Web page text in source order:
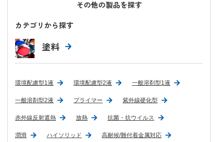
その他の製品を探す
カテゴリから探す
塗料
環境配慮型1液 環境配慮型2液 一般溶剤型1液
一般溶剤型2液 プライマー 紫外線硬化型
赤外線反射遮熱 放熱 抗菌・抗ウイルス
潤滑 ハイソリッド 高耐候/難付着金属対応